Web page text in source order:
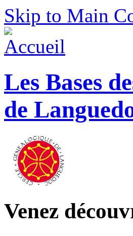
Skip to Main
Les Bases
de
Venez